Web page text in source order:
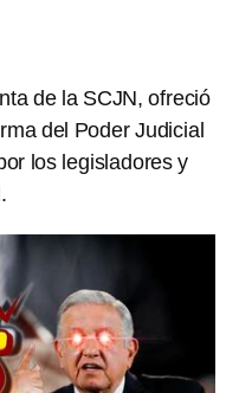
de la SCJN, ofreció
del Poder Judicial
los legisladores y